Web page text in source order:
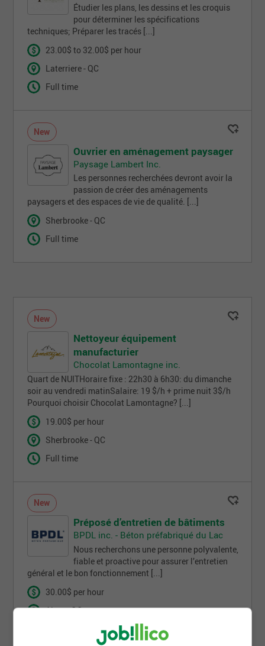
Étudier les plans, les dessins et les croquis
pour déterminer les spécifications
techniques; Préparer les tracés [...]
23.00$ to 32.00$ per hour
Laterriere - QC
Full time
New
Ouvrier en aménagement paysager
Paysage Lambert Inc.
Les personnes recherchées devront avoir la
passion de créer des aménagements
paysagers et des espaces de vie de qualité. [...]
Sherbrooke - QC
Full time
New
Nettoyeur équipement
manufacturier
Chocolat Lamontagne inc.
Quart de NUITHoraire fixe : 22h30 à 6h30: du dimanche
soir au vendredi matinSalaire: 19 $/h + prime nuit 3$/h
Pourquoi choisir Chocolat Lamontagne? [...]
19.00$ per hour
Sherbrooke - QC
Full time
New
Préposé d’entretien de bâtiments
BPDL inc. - Béton préfabriqué du Lac
Nous recherchons une personne polyvalente,
fiable et proactive pour assurer l’entretien
général et le bon fonctionnement [...]
30.00$ per hour
Alma - QC